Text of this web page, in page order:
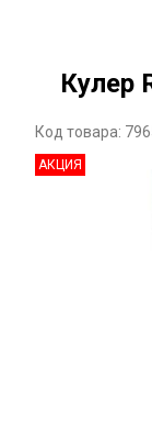
Кулер
Код товара:
АКЦИЯ